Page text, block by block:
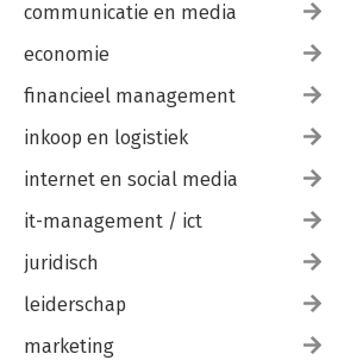
communicatie en media
economie
financieel management
inkoop en logistiek
internet en social media
it-management / ict
juridisch
leiderschap
marketing